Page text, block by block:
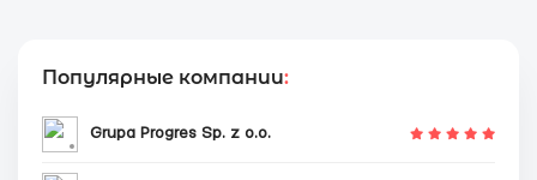
Популярные компании:
Grupa Progres Sp. z o.o.